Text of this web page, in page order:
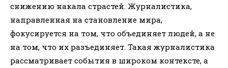
снижению накала страстей. Журналистика,
направленная на становление мира,
фокусируется на том, что объединяет людей, а не
на том, что их разъединяет. Такая журналистика
рассматривает события в широком контексте, а